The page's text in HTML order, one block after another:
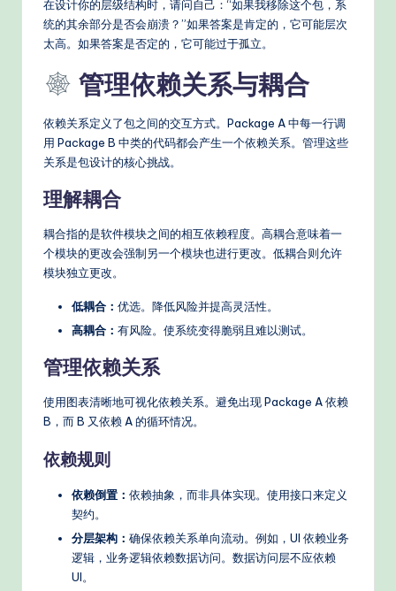
在设计你的层级结构时，请问自己：“如果我移除这个包，系
统的其余部分是否会崩溃？”如果答案是肯定的，它可能层次
太高。如果答案是否定的，它可能过于孤立。
管理依赖关系与耦合
依赖关系定义了包之间的交互方式。Package A 中每一行调
用 Package B 中类的代码都会产生一个依赖关系。管理这些
关系是包设计的核心挑战。
理解耦合
耦合指的是软件模块之间的相互依赖程度。高耦合意味着一
个模块的更改会强制另一个模块也进行更改。低耦合则允许
模块独立更改。
低耦合： 优选。降低风险并提高灵活性。
高耦合： 有风险。使系统变得脆弱且难以测试。
管理依赖关系
使用图表清晰地可视化依赖关系。避免出现 Package A 依赖
B，而 B 又依赖 A 的循环情况。
依赖规则
依赖倒置： 依赖抽象，而非具体实现。使用接口来定义
契约。
分层架构： 确保依赖关系单向流动。例如，UI 依赖业务
逻辑，业务逻辑依赖数据访问。数据访问层不应依赖
UI。